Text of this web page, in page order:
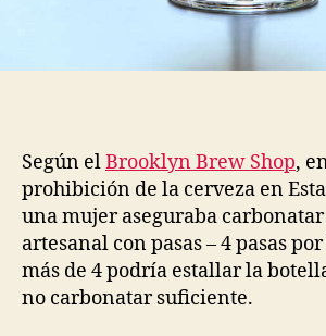
Según elBrooklyn Brew Shop,
prohibición de la cerveza en
una mujer aseguraba
artesanal con pasas – 4 pasas
más de 4 podría estallar la
no carbonatar suficiente.